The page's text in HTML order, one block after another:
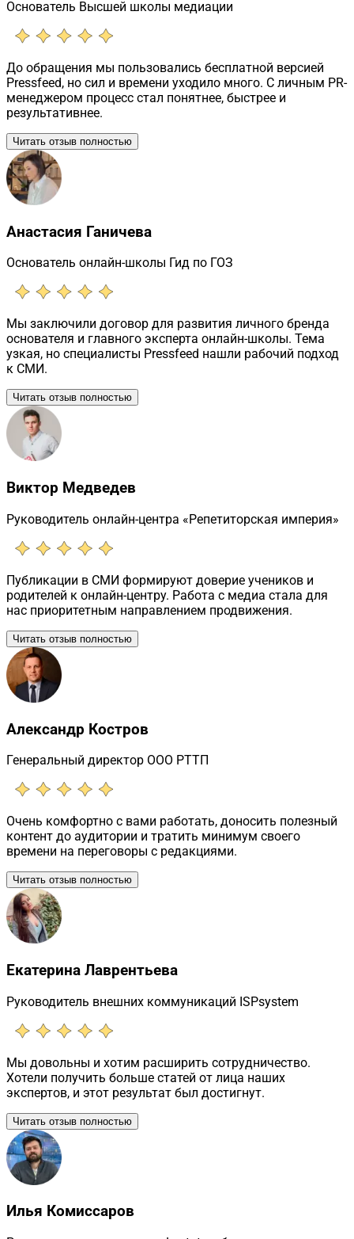
Основатель Высшей школы медиации
До обращения мы пользовались бесплатной версией
Pressfeed, но сил и времени уходило много. С личным PR-
менеджером процесс стал понятнее, быстрее и
результативнее.
Читать отзыв полностью
Анастасия Ганичева
Основатель онлайн-школы Гид по ГОЗ
Мы заключили договор для развития личного бренда
основателя и главного эксперта онлайн-школы. Тема
узкая, но специалисты Pressfeed нашли рабочий подход
к СМИ.
Читать отзыв полностью
Виктор Медведев
Руководитель онлайн-центра «Репетиторская империя»
Публикации в СМИ формируют доверие учеников и
родителей к онлайн-центру. Работа с медиа стала для
нас приоритетным направлением продвижения.
Читать отзыв полностью
Александр Костров
Генеральный директор ООО РТТП
Очень комфортно с вами работать, доносить полезный
контент до аудитории и тратить минимум своего
времени на переговоры с редакциями.
Читать отзыв полностью
Екатерина Лаврентьева
Руководитель внешних коммуникаций ISPsystem
Мы довольны и хотим расширить сотрудничество.
Хотели получить больше статей от лица наших
экспертов, и этот результат был достигнут.
Читать отзыв полностью
Илья Комиссаров